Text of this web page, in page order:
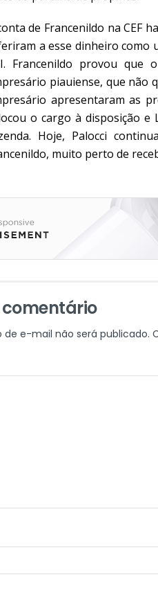
de Francenildo na CEF
a esse dinheiro como
Francenildo provou
piauiense, que não
apresentaram as
o cargo à disposição
Hoje, Palocci
muito perto de
comentário
de e-mail não será publicado.